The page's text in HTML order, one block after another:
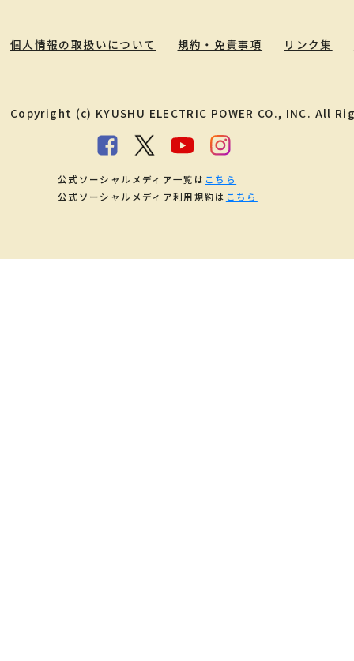
個人情報の取扱いについて 規約・免責事項 リンク集
Copyright (c) KYUSHU ELECTRIC POWER CO., INC. All
公式ソーシャルメディア一覧は こちら
公式ソーシャルメディア利用規約は こちら